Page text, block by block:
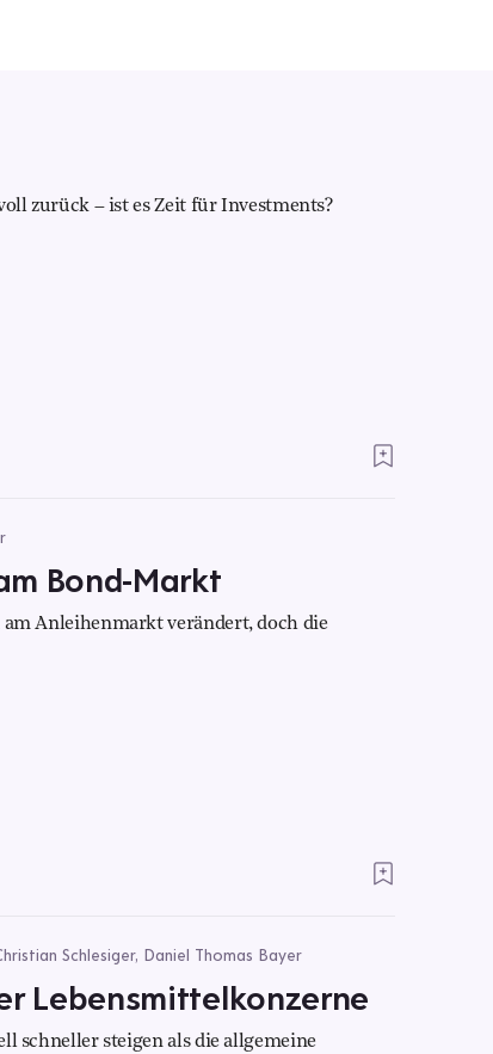
zurück – ist es Zeit für Investments?
Bond-Markt
Anleihenmarkt verändert, doch die
Schlesiger, Daniel Thomas Bayer
Lebensmittelkonzerne
schneller steigen als die allgemeine